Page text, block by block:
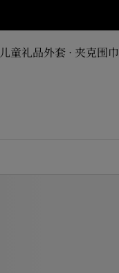
儿童礼品外套 · 夹克围巾